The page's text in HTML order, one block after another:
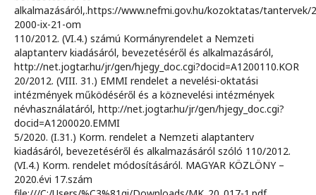
alkalmazásáról,.https://www.nefmi.gov.hu/kozoktatas/tantervek/
2000-ix-21-om
110/2012. (VI.4.) számú Kormányrendelet a Nemzeti
alaptanterv kiadásáról, bevezetéséről és alkalmazásáról,
http://net.jogtar.hu/jr/gen/hjegy_doc.cgi?docid=A1200110.KOR
20/2012. (VIII. 31.) EMMI rendelet a nevelési-oktatási
intézmények működéséről és a köznevelési intézmények
névhasználatáról, http://net.jogtar.hu/jr/gen/hjegy_doc.cgi?
docid=A1200020.EMMI
5/2020. (I.31.) Korm. rendelet a Nemzeti alaptanterv
kiadásáról, bevezetéséről és alkalmazásáról szóló 110/2012.
(VI.4.) Korm. rendelet módosításáról. MAGYAR KÖZLÖNY –
2020.évi 17.szám